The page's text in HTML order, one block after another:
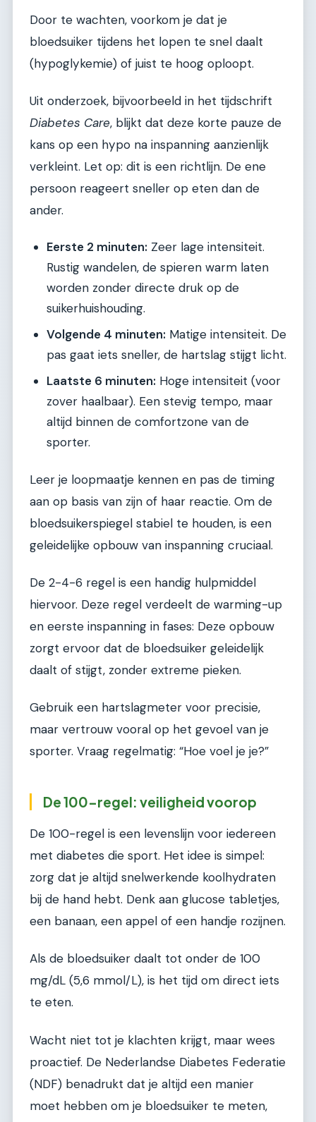
Door te wachten, voorkom je dat je
bloedsuiker tijdens het lopen te snel daalt
(hypoglykemie) of juist te hoog oploopt.
Uit onderzoek, bijvoorbeeld in het tijdschrift
Diabetes Care, blijkt dat deze korte pauze de
kans op een hypo na inspanning aanzienlijk
verkleint. Let op: dit is een richtlijn. De ene
persoon reageert sneller op eten dan de
ander.
Eerste 2 minuten: Zeer lage intensiteit.
Rustig wandelen, de spieren warm laten
worden zonder directe druk op de
suikerhuishouding.
Volgende 4 minuten: Matige intensiteit. De
pas gaat iets sneller, de hartslag stijgt licht.
Laatste 6 minuten: Hoge intensiteit (voor
zover haalbaar). Een stevig tempo, maar
altijd binnen de comfortzone van de
sporter.
Leer je loopmaatje kennen en pas de timing
aan op basis van zijn of haar reactie. Om de
bloedsuikerspiegel stabiel te houden, is een
geleidelijke opbouw van inspanning cruciaal.
De 2-4-6 regel is een handig hulpmiddel
hiervoor. Deze regel verdeelt de warming-up
en eerste inspanning in fases: Deze opbouw
zorgt ervoor dat de bloedsuiker geleidelijk
daalt of stijgt, zonder extreme pieken.
Gebruik een hartslagmeter voor precisie,
maar vertrouw vooral op het gevoel van je
sporter. Vraag regelmatig: “Hoe voel je je?”
De 100-regel: veiligheid voorop
De 100-regel is een levenslijn voor iedereen
met diabetes die sport. Het idee is simpel:
zorg dat je altijd snelwerkende koolhydraten
bij de hand hebt. Denk aan glucose tabletjes,
een banaan, een appel of een handje rozijnen.
Als de bloedsuiker daalt tot onder de 100
mg/dL (5,6 mmol/L), is het tijd om direct iets
te eten.
Wacht niet tot je klachten krijgt, maar wees
proactief. De Nederlandse Diabetes Federatie
(NDF) benadrukt dat je altijd een manier
moet hebben om je bloedsuiker te meten,